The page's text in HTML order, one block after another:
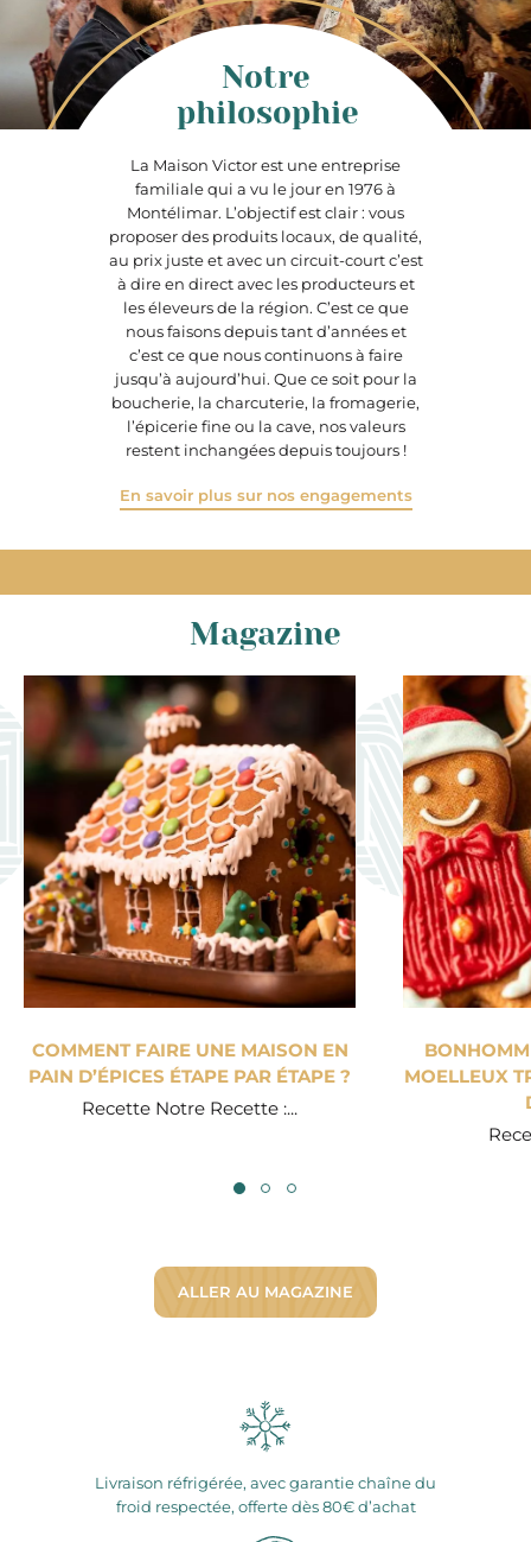
La Maison Victor est une entreprise
familiale qui a vu le jour en 1976 à
Montélimar. L’objectif est clair : vous
proposer des produits locaux, de qualité,
au prix juste et avec un circuit-court c’est
à dire en direct avec les producteurs et
les éleveurs de la région. C’est ce que
nous faisons depuis tant d’années et
c’est ce que nous continuons à faire
jusqu’à aujourd’hui. Que ce soit pour la
boucherie, la charcuterie, la fromagerie,
l’épicerie fine ou la cave, nos valeurs
restent inchangées depuis toujours !
En savoir plus sur nos engagements
Notre
philosophie
Magazine
COMMENT FAIRE UNE MAISON EN
PAIN D’ÉPICES ÉTAPE PAR ÉTAPE ?
Recette Notre Recette :...
MOELLEUX
ALLER AU MAGAZINE
Livraison réfrigérée, avec garantie chaîne du
froid respectée, offerte dès 80€ d’achat